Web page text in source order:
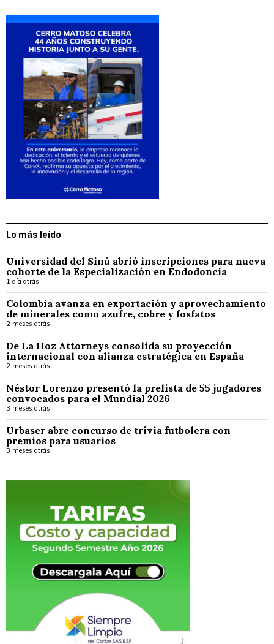
Lo más leído
Universidad del Sinú abrió inscripciones para nueva
cohorte de la Especialización en Endodoncia
1 día atrás
Colombia avanza en exportación y aprovechamiento
de minerales como azufre, cobre y fosfatos
2 meses atrás
De La Hoz Attorneys consolida su proyección
internacional con alianza estratégica en España
2 meses atrás
Néstor Lorenzo presentó la prelista de 55 jugadores
convocados para el Mundial 2026
3 meses atrás
Urbaser abre concurso de trivia futbolera con
premios para usuarios
3 meses atrás